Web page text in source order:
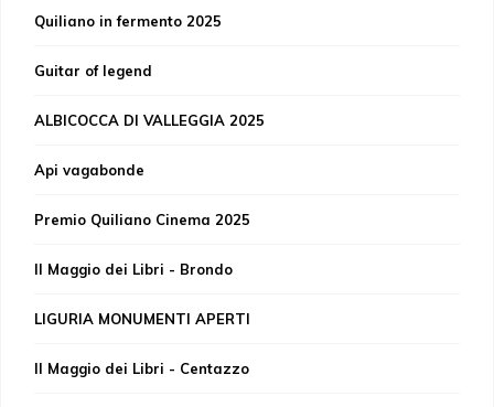
Quiliano in fermento 2025
Guitar of legend
ALBICOCCA DI VALLEGGIA 2025
Api vagabonde
Premio Quiliano Cinema 2025
Il Maggio dei Libri - Brondo
LIGURIA MONUMENTI APERTI
Il Maggio dei Libri - Centazzo